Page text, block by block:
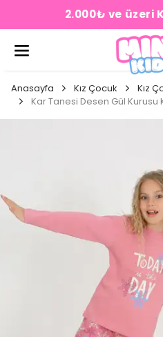
2.000₺ ve üzeri
Anasayfa Kız Çocuk
Kız
Kar Tanesi Desen Gül Kurusu